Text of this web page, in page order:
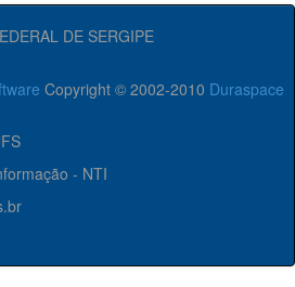
DE SERGIPE
Copyright © 2002-2010 Duraspace
- NTI